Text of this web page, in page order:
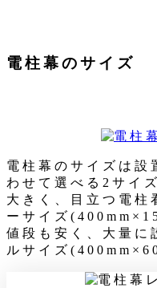
電柱幕のサイズ
電柱幕のサイズは設
わせて選べる2サイ
大きく、目立つ電柱
ーサイズ
値段も安く、大量に
ルサイズ